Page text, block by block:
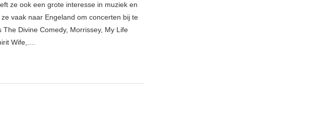
ze ook een grote interesse in muziek en
vaak naar Engeland om concerten bij te
Divine Comedy, Morrissey, My Life
Wife,....